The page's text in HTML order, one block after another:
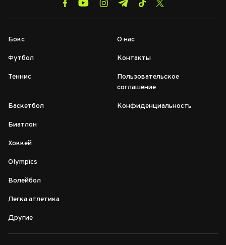
Бокс
Футбол
Теннис
Баскетбол
Биатлон
Хоккей
Olympics
Волейбол
Легка атлетика
Другие
О нас
Контакты
Пользовательское
соглашение
Конфиденциальность